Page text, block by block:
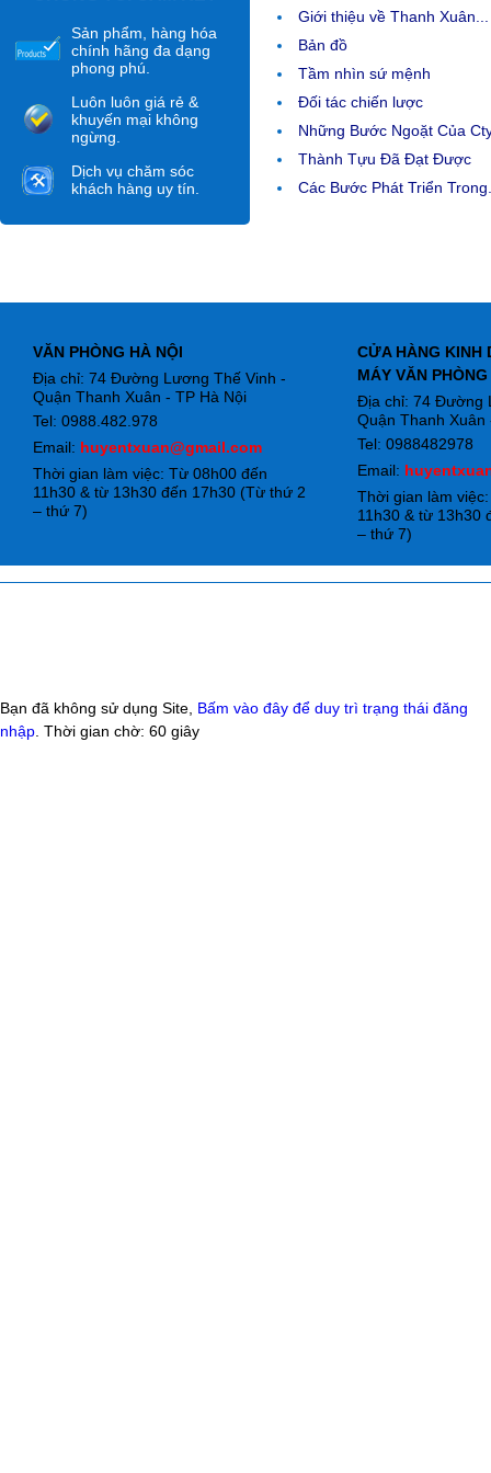
Sản phẩm, hàng hóa
chính hãng đa dạng
phong phú.
Luôn luôn giá rẻ &
khuyến mại không
ngừng.
Dịch vụ chăm sóc
khách hàng uy tín.
Giới thiệu về Thanh Xuân...
Bản đồ
Tầm nhìn sứ mệnh
Đối tác chiến lược
Những Bước Ngoặt Của
Thành Tựu Đã Đạt Được
Các Bước Phát Triển
VĂN PHÒNG HÀ NỘI
Địa chỉ: 74 Đường Lương Thế Vinh -
Quận Thanh Xuân - TP Hà Nội
Tel: 0988.482.978
Email: huyentxuan@gmail.com
Thời gian làm việc: Từ 08h00 đến
11h30 & từ 13h30 đến 17h30 (Từ thứ 2
– thứ 7)
CỬA HÀNG KINH
MÁY VĂN PHÒNG
Địa chỉ: 74 Đường
Quận Thanh Xuân
Tel: 0988482978
Email:
Thời gian làm
11h30 & từ 13h30
– thứ 7)
Bạn đã không sử dụng Site, Bấm vào đây để duy trì trạng thái đăng
nhập . Thời gian chờ: 60 giây